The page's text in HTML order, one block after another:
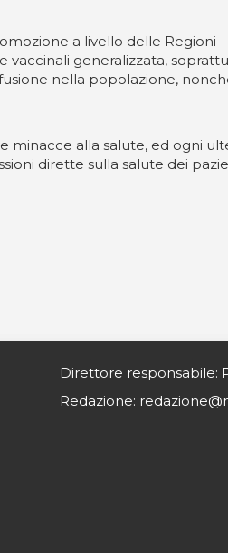
a livello delle Regioni -
generalizzata,
nella popolazione,
alla salute, ed ogni
dirette sulla salute dei
Direttore responsabile:
Redazione: